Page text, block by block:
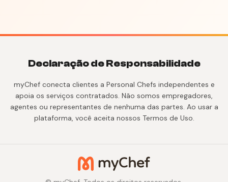
Declaração de Responsabilidade
myChef conecta clientes a Personal Chefs independentes e
apoia os serviços contratados. Não somos empregadores,
agentes ou representantes de nenhuma das partes. Ao usar a
plataforma, você aceita nossos Termos de Uso.